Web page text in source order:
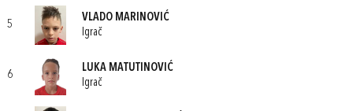
5
VLADO MARINOVIĆ
Igrač
6
LUKA MATUTINOVIĆ
Igrač